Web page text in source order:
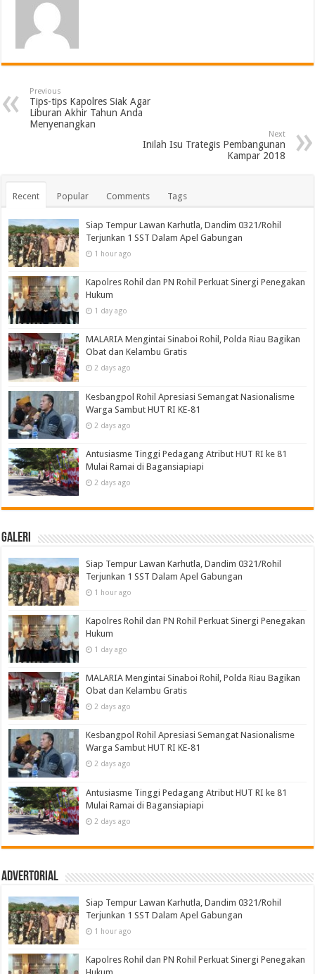
Previous
Tips-tips Kapolres Siak Agar
Liburan Akhir Tahun Anda
Menyenangkan
Next
Inilah Isu Trategis Pembangunan
Kampar 2018
Recent Popular Comments Tags
Siap Tempur Lawan Karhutla, Dandim 0321/Rohil
Terjunkan 1 SST Dalam Apel Gabungan
1 hour ago
Kapolres Rohil dan PN Rohil Perkuat Sinergi Penegakan
Hukum
1 day ago
MALARIA Mengintai Sinaboi Rohil, Polda Riau Bagikan
Obat dan Kelambu Gratis
2 days ago
Kesbangpol Rohil Apresiasi Semangat Nasionalisme
Warga Sambut HUT RI KE-81
2 days ago
Antusiasme Tinggi Pedagang Atribut HUT RI ke 81
Mulai Ramai di Bagansiapiapi
2 days ago
Galeri
Siap Tempur Lawan Karhutla, Dandim 0321/Rohil
Terjunkan 1 SST Dalam Apel Gabungan
1 hour ago
Kapolres Rohil dan PN Rohil Perkuat Sinergi Penegakan
Hukum
1 day ago
MALARIA Mengintai Sinaboi Rohil, Polda Riau Bagikan
Obat dan Kelambu Gratis
2 days ago
Kesbangpol Rohil Apresiasi Semangat Nasionalisme
Warga Sambut HUT RI KE-81
2 days ago
Antusiasme Tinggi Pedagang Atribut HUT RI ke 81
Mulai Ramai di Bagansiapiapi
2 days ago
Advertorial
Siap Tempur Lawan Karhutla, Dandim 0321/Rohil
Terjunkan 1 SST Dalam Apel Gabungan
1 hour ago
Kapolres Rohil dan PN Rohil Perkuat Sinergi Penegakan